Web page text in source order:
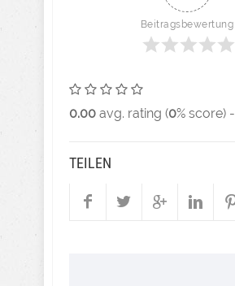
Beitragsbewertung
0.00 avg. rating (0% score) -
TEILEN